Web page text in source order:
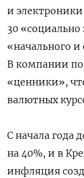
и
30
«начального и
В компании
«ценники»,
валютных
С начала года
на 40%, и в
инфляция